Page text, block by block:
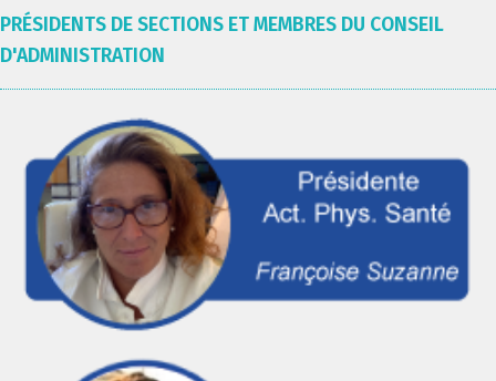
PRÉSIDENTS DE SECTIONS ET MEMBRES DU CONSEIL
D'ADMINISTRATION